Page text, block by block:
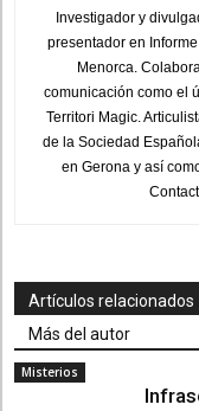
Investigador y
presentador en
Menorca.
comunicación como el
Territori Magic.
de la Sociedad
en Gerona y así
Artículos relacionados
Más del autor
Misterios